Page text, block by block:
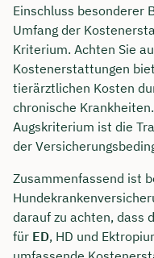
Einschluss besonderer
Umfang der
Kriterium. Achten Sie
Kostenerstattungen
tierärztlichen Kosten
chronische
Augskriterium ist die
der
Zusammenfassend ist
darauf zu achten, dass
für ED, HD und